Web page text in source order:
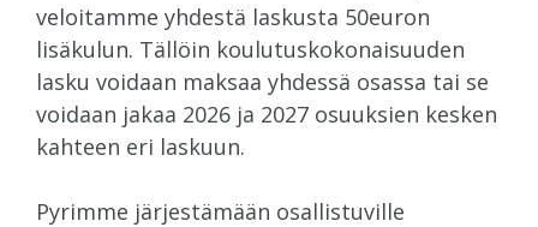
veloitamme yhdestä laskusta 50euron
lisäkulun. Tällöin koulutuskokonaisuuden
lasku voidaan maksaa yhdessä osassa tai se
voidaan jakaa 2026 ja 2027 osuuksien kesken
kahteen eri laskuun.
Pyrimme järjestämään osallistuville